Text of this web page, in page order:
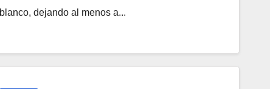
blanco, dejando al menos a...